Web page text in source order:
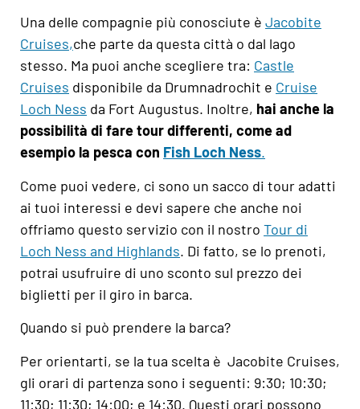
Una delle compagnie più conosciute è Jacobite
Cruises,che parte da questa città o dal lago
stesso. Ma puoi anche scegliere tra: Castle
Cruises disponibile da Drumnadrochit e Cruise
Loch Ness da Fort Augustus. Inoltre, hai anche la
possibilità di fare tour differenti, come ad
esempio la pesca con Fish Loch Ness.
Come puoi vedere, ci sono un sacco di tour adatti
ai tuoi interessi e devi sapere che anche noi
offriamo questo servizio con il nostro Tour di
Loch Ness and Highlands. Di fatto, se lo prenoti,
potrai usufruire di uno sconto sul prezzo dei
biglietti per il giro in barca.
Quando si può prendere la barca?
Per orientarti, se la tua scelta è Jacobite Cruises,
gli orari di partenza sono i seguenti: 9:30; 10:30;
11:30; 11:30; 14:00; e 14:30. Questi orari possono